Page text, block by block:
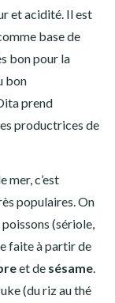
et acidité. Il est
base de
bon pour la
bon
prend
productrices de
mer, c’est
populaires. On
poissons (sériole,
faite à partir de
et de sésame
(du riz au thé